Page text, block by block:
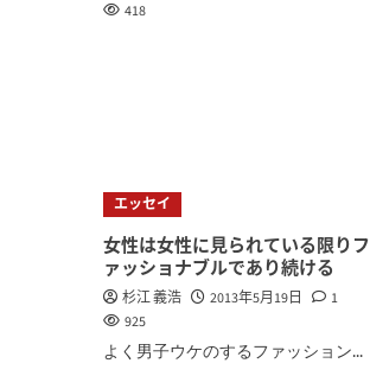
418
エッセイ
女性は女性に見られている限りフ
ァッショナブルであり続ける
杉江 義浩 2013年5月19日
1
925
よく男子ウケのするファッション...